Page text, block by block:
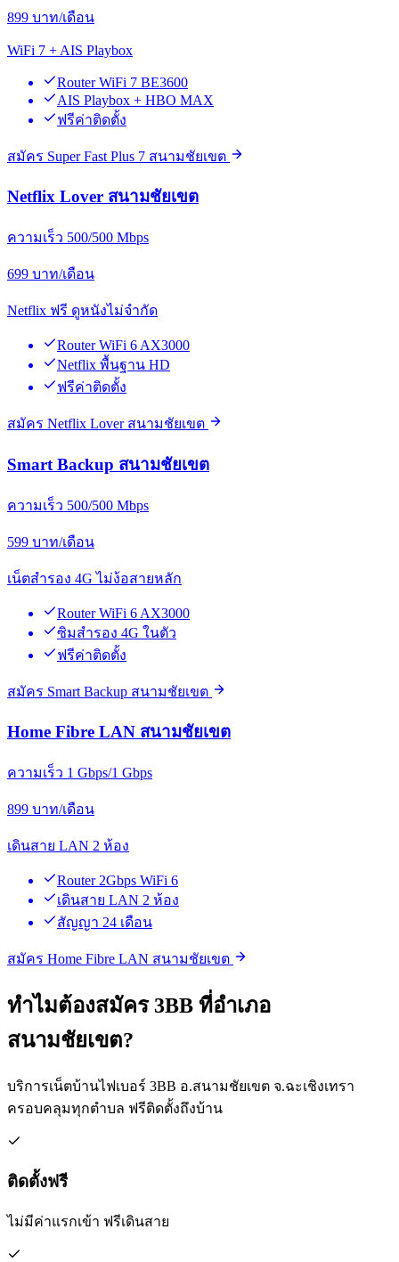
899 บาท/เดือน
WiFi 7 + AIS Playbox
Router WiFi 7 BE3600
AIS Playbox + HBO MAX
ฟรีค่าติดตั้ง
สมัคร Super Fast Plus 7 สนามชัยเขต
Netflix Lover สนามชัยเขต
ความเร็ว 500/500 Mbps
699 บาท/เดือน
Netflix ฟรี ดูหนังไม่จำกัด
Router WiFi 6 AX3000
Netflix พื้นฐาน HD
ฟรีค่าติดตั้ง
สมัคร Netflix Lover สนามชัยเขต
Smart Backup สนามชัยเขต
ความเร็ว 500/500 Mbps
599 บาท/เดือน
เน็ตสำรอง 4G ไม่ง้อสายหลัก
Router WiFi 6 AX3000
ซิมสำรอง 4G ในตัว
ฟรีค่าติดตั้ง
สมัคร Smart Backup สนามชัยเขต
Home Fibre LAN สนามชัยเขต
ความเร็ว 1 Gbps/1 Gbps
899 บาท/เดือน
เดินสาย LAN 2 ห้อง
Router 2Gbps WiFi 6
เดินสาย LAN 2 ห้อง
สัญญา 24 เดือน
สมัคร Home Fibre LAN สนามชัยเขต
ทำไมต้องสมัคร 3BB ที่อำเภอ
สนามชัยเขต?
บริการเน็ตบ้านไฟเบอร์ 3BB อ.สนามชัยเขต จ.ฉะเชิงเทรา
ครอบคลุมทุกตำบล ฟรีติดตั้งถึงบ้าน
ติดตั้งฟรี
ไม่มีค่าแรกเข้า ฟรีเดินสาย